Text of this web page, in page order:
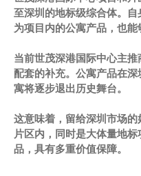
至深圳的地标级综合体。
为项目内的公寓产品，也能
当前世茂深港国际中心主
配套的补充。公寓产品在
寓将逐步退出历史舞台。
这意味着，留给深圳市场
片区内，同时是大体量地
品，具有多重价值保障。